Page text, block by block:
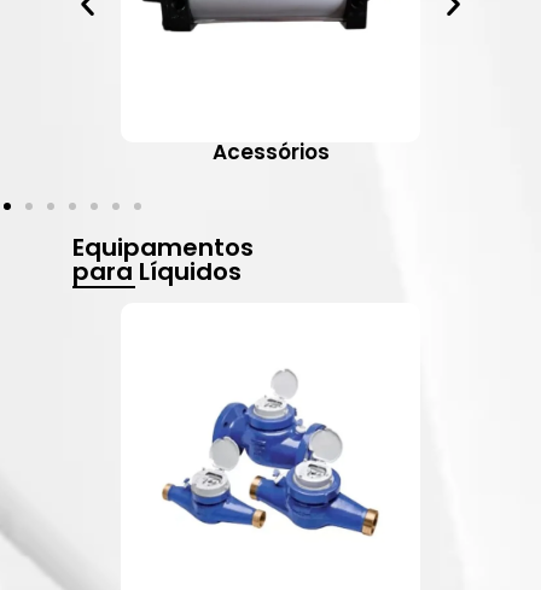
Acessórios
Equipamentos
para Líquidos